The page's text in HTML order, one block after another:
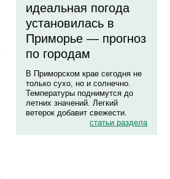
идеальная погода
установилась в
Приморье — прогноз
по городам
В Приморском крае сегодня не
только сухо, но и солнечно.
Температуры поднимутся до
летних значений. Легкий
ветерок добавит свежести.
статьи раздела